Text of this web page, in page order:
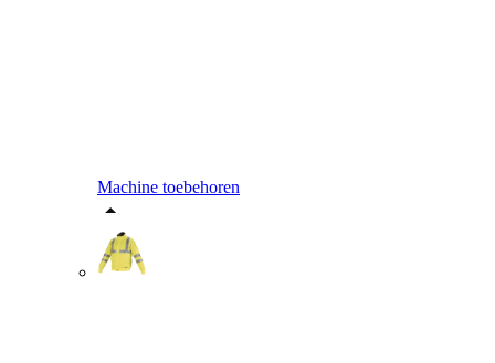
Machine toebehoren